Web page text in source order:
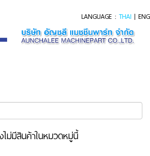
LANGUAGE : THAI | ENG
ไม่มีสินค้าในหมวดหมู่นี้